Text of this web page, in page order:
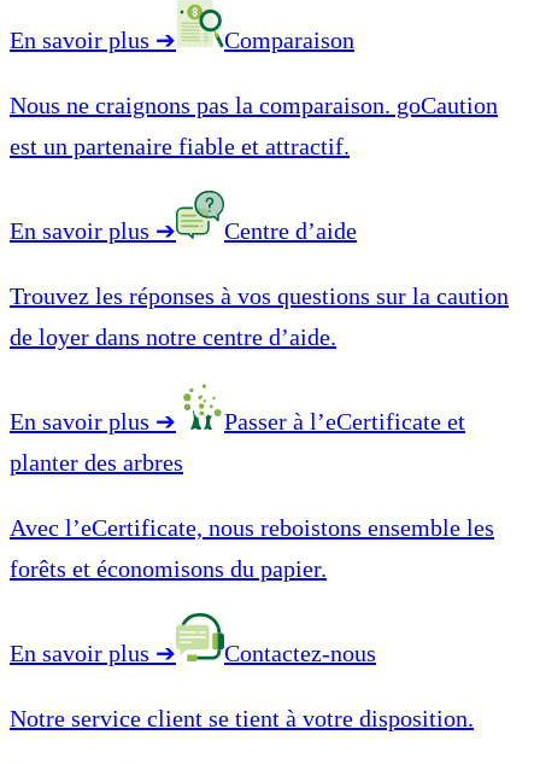
En savoir plus ➔ Comparaison
Nous ne craignons pas la comparaison. goCaution
est un partenaire fiable et attractif.
En savoir plus ➔ Centre d’aide
Trouvez les réponses à vos questions sur la caution
de loyer dans notre centre d’aide.
En savoir plus ➔
Passer à l’eCertificate et
planter des arbres
Avec l’eCertificate, nous reboistons ensemble les
forêts et économisons du papier.
En savoir plus ➔ Contactez-nous
Notre service client se tient à votre disposition.